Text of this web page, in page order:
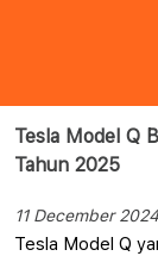
Tesla Model Q
Tahun 2025
11 December 2024
Tesla Model Q